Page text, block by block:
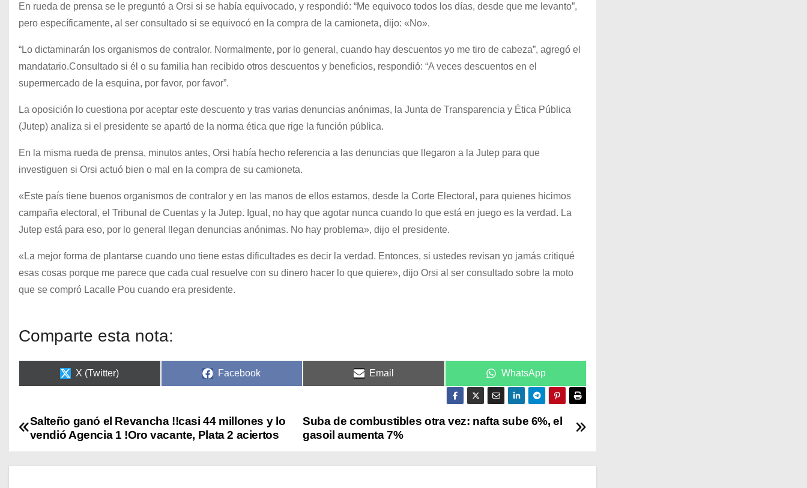
En rueda de prensa se le preguntó a Orsi si se había equivocado, y respondió: “Me equivoco todos los días, desde que me levanto”,
pero específicamente, al ser consultado si se equivocó en la compra de la camioneta, dijo: «No».
“Lo dictaminarán los organismos de contralor. Normalmente, por lo general, cuando hay descuentos yo me tiro de cabeza”, agregó el
mandatario.Consultado si él o su familia han recibido otros descuentos y beneficios, respondió: “A veces descuentos en el
supermercado de la esquina, por favor, por favor”.
La oposición lo cuestiona por aceptar este descuento y tras varias denuncias anónimas, la Junta de Transparencia y Ética Pública
(Jutep) analiza si el presidente se apartó de la norma ética que rige la función pública.
En la misma rueda de prensa, minutos antes, Orsi había hecho referencia a las denuncias que llegaron a la Jutep para que
investiguen si Orsi actuó bien o mal en la compra de su camioneta.
«Este país tiene buenos organismos de contralor y en las manos de ellos estamos, desde la Corte Electoral, para quienes hicimos
campaña electoral, el Tribunal de Cuentas y la Jutep. Igual, no hay que agotar nunca cuando lo que está en juego es la verdad. La
Jutep está para eso, por lo general llegan denuncias anónimas. No hay problema», dijo el presidente.
«La mejor forma de plantarse cuando uno tiene estas dificultades es decir la verdad. Entonces, si ustedes revisan yo jamás critiqué
esas cosas porque me parece que cada cual resuelve con su dinero hacer lo que quiere», dijo Orsi al ser consultado sobre la moto
que se compró Lacalle Pou cuando era presidente.
Comparte esta nota:
X (Twitter) Facebook Email WhatsApp
Suba de combustibles otra vez: nafta sube 6%, el
gasoil aumenta 7%
Salteño ganó el Revancha !!casi 44 millones y lo
vendió Agencia 1 !Oro vacante, Plata 2 aciertos